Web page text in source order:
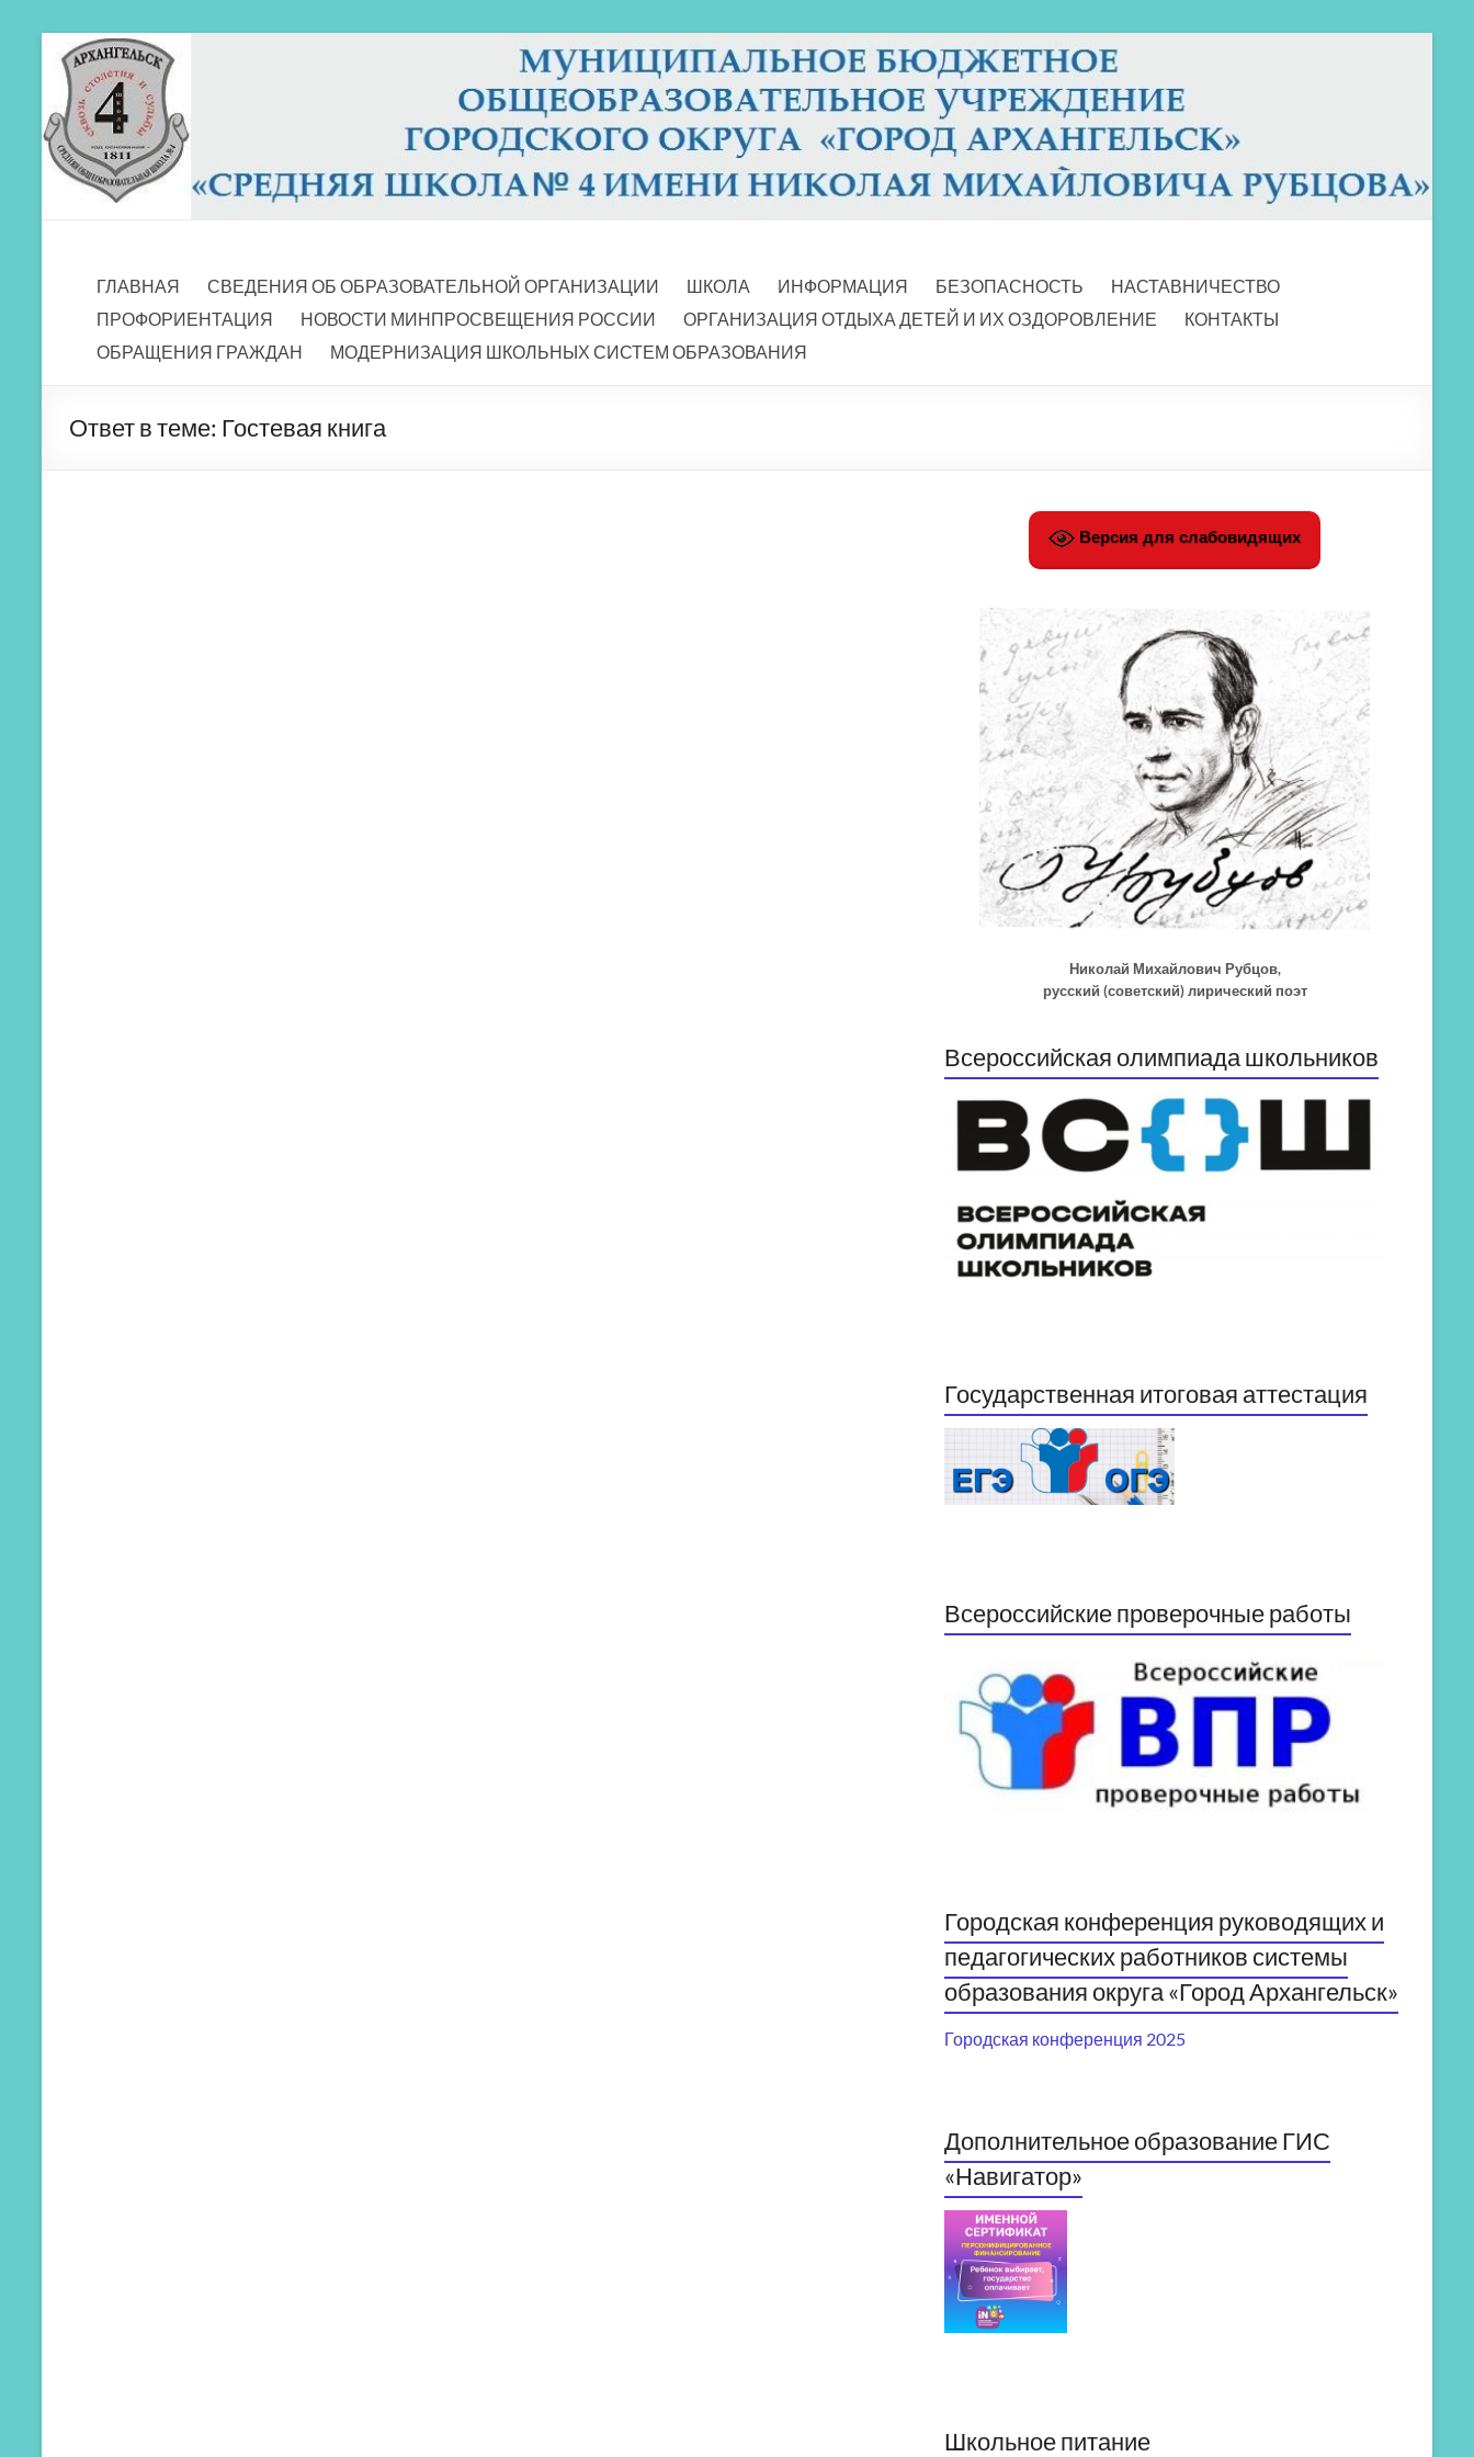
Перейти
содержимому
МБОУ СШ 4
ГЛАВНАЯ
СВЕДЕНИЯ ОБ ОБРАЗОВАТЕЛЬНОЙ ОРГАНИЗАЦИИ ШКОЛА ИНФОРМАЦИЯ БЕЗОПАСНОСТЬ
НАСТАВНИЧЕСТВО
ПРОФОРИЕНТАЦИЯ
НОВОСТИ МИНПРОСВЕЩЕНИЯ РОССИИ ОРГАНИЗАЦИЯ ОТДЫХА ДЕТЕЙ И ИХ ОЗДОРОВЛЕНИЕ
КОНТАКТЫ
ОБРАЩЕНИЯ ГРАЖДАН
МОДЕРНИЗАЦИЯ ШКОЛЬНЫХ СИСТЕМ ОБРАЗОВАНИЯ
Ответ в теме: Гостевая книга
Версия для слабовидящих
Николай Михайлович Рубцов,
русский (советский) лирический поэт
Всероссийская олимпиада школьников
Государственная итоговая аттестация
Всероссийские проверочные работы
Городская конференция руководящих и
педагогических работников системы
образования округа «Город Архангельск»
Городская конференция 2025
Дополнительное образование ГИС
«Навигатор»
Школьное питание